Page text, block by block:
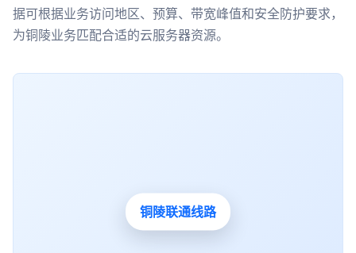
据可根据业务访问地区、预算、带宽峰值和安全防护要求，
为铜陵业务匹配合适的云服务器资源。